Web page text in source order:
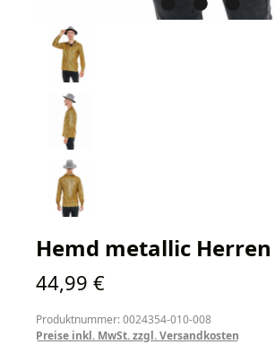
Hemd metallic Herren
Regulärer Preis:
44,99 €
Produktnummer: 0024354-010-008
Preise inkl. MwSt. zzgl. Versandkosten